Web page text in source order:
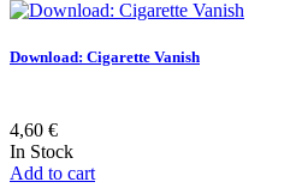
Download: Cigarette Vanish
4,60 €
In Stock
Add to cart